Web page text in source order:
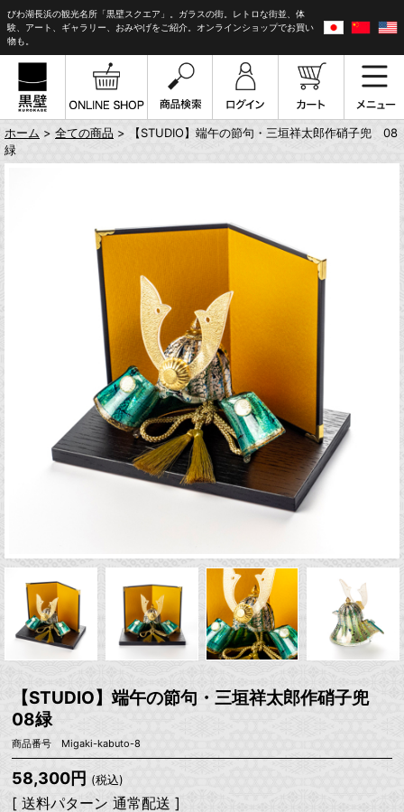
びわ湖長浜の観光名所「黒壁スクエア」。ガラスの街。レトロな街並、体
験、アート、ギャラリー、おみやげをご紹介。オンラインショップでお買い
物も。
ホーム > 全ての商品 > 【STUDIO】端午の節句・三垣祥太郎作硝子兜 08
緑
【STUDIO】端午の節句・三垣祥太郎作硝子兜
08緑
商品番号 Migaki-kabuto-8
58,300円 (税込)
[ 送料パターン 通常配送 ]